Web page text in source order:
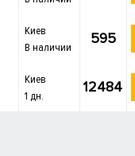
Киев
В наличии
595
Киев
1 дн.
12484